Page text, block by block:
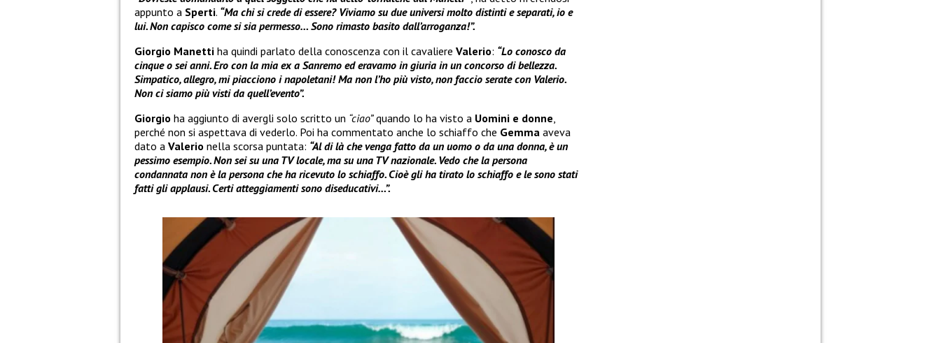
appunto a Sperti. “Ma chi si crede di essere? Viviamo su due universi molto distinti e separati, io e
lui. Non capisco come si sia permesso… Sono rimasto basito dall’arroganza!”.
Giorgio Manetti ha quindi parlato della conoscenza con il cavaliere Valerio: “Lo conosco da
cinque o sei anni. Ero con la mia ex a Sanremo ed eravamo in giuria in un concorso di bellezza.
Simpatico, allegro, mi piacciono i napoletani! Ma non l’ho più visto, non faccio serate con Valerio.
Non ci siamo più visti da quell’evento”.
Giorgio ha aggiunto di avergli solo scritto un “ciao”quando lo ha visto a Uomini e donne,
perché non si aspettava di vederlo. Poi ha commentato anche lo schiaffo che Gemma aveva
dato a Valerio nella scorsa puntata: “Al di là che venga fatto da un uomo o da una donna, è un
pessimo esempio. Non sei su una TV locale, ma su una TV nazionale. Vedo che la persona
condannata non è la persona che ha ricevuto lo schiaffo. Cioè gli ha tirato lo schiaffo e le sono stati
fatti gli applausi. Certi atteggiamenti sono diseducativi…”.